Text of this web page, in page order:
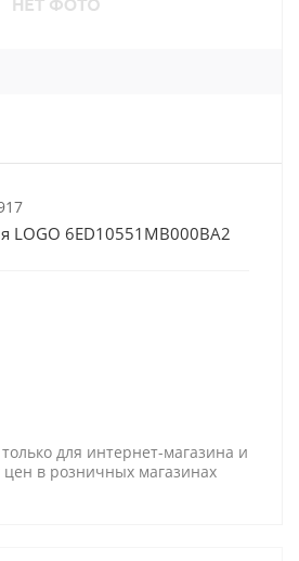
6ED10551MB000BA2
для интернет-магазина и
цен в розничных магазинах